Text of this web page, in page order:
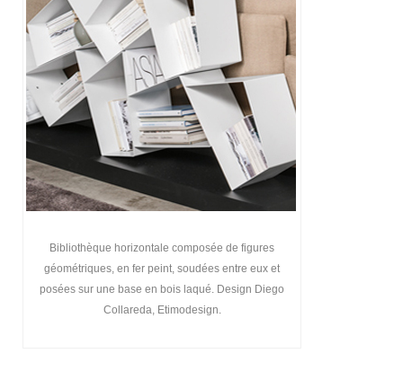
Bibliothèque horizontale composée de figures
géométriques, en fer peint, soudées entre eux et
posées sur une base en bois laqué. Design Diego
Collareda, Etimodesign.